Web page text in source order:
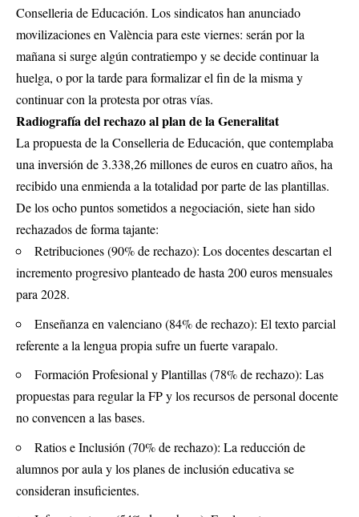
Conselleria de Educación. Los sindicatos han anunciado
movilizaciones en València para este viernes: serán por la
mañana si surge algún contratiempo y se decide continuar la
huelga, o por la tarde para formalizar el fin de la misma y
continuar con la protesta por otras vías.
Radiografía del rechazo al plan de la Generalitat
La propuesta de la Conselleria de Educación, que contemplaba
una inversión de 3.338,26 millones de euros en cuatro años, ha
recibido una enmienda a la totalidad por parte de las plantillas.
De los ocho puntos sometidos a negociación, siete han sido
rechazados de forma tajante:
Retribuciones (90% de rechazo): Los docentes descartan el
incremento progresivo planteado de hasta 200 euros mensuales
para 2028.
Enseñanza en valenciano (84% de rechazo): El texto parcial
referente a la lengua propia sufre un fuerte varapalo.
Formación Profesional y Plantillas (78% de rechazo): Las
propuestas para regular la FP y los recursos de personal docente
no convencen a las bases.
Ratios e Inclusión (70% de rechazo): La reducción de
alumnos por aula y los planes de inclusión educativa se
consideran insuficientes.